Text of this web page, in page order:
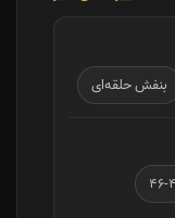
بنفش حلقه‌ای